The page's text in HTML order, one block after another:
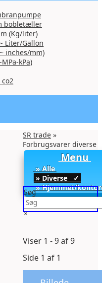
bobletæller
(Kg/liter)
Liter/Gallon
inches/mm)
kPa)
SR trade »
Forbrugsvarer diverse
Menu
» Alle
» Diverse ✓
» Hjemmet/
Søg
×
Viser 1 - 9 af 9
Side 1 af 1